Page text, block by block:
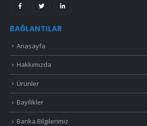
BAĞLANTILAR
Anasayfa
Hakkımızda
Ürünler
Bayilikler
Banka Bilgilerimiz